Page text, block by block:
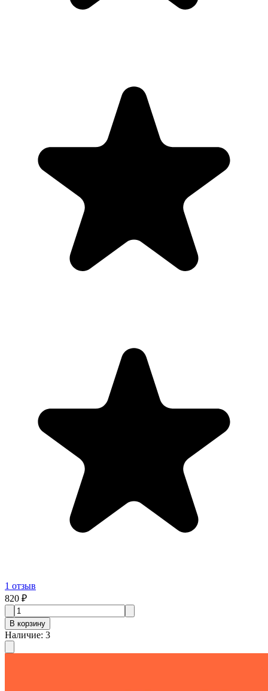
1 отзыв
820 ₽
В корзину
Наличие: 3